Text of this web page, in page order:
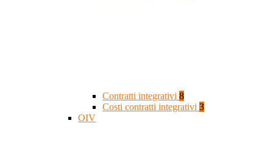
Contratti integrativi 8
Costi contratti integrativi 3
OIV